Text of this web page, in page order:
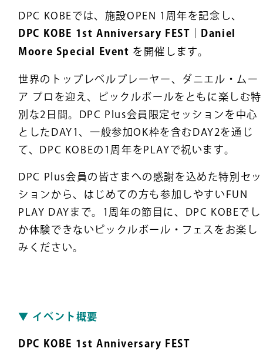
DPC KOBEでは、施設OPEN 1周年を記念し、
DPC KOBE 1st Anniversary FEST｜Daniel
Moore Special Event を開催します。
世界のトップレベルプレーヤー、ダニエル・ムー
ア プロを迎え、ピックルボールをともに楽しむ特
別な2日間。DPC Plus会員限定セッションを中心
としたDAY1、一般参加OK枠を含むDAY2を通じ
て、DPC KOBEの1周年をPLAYで祝います。
DPC Plus会員の皆さまへの感謝を込めた特別セッ
ションから、はじめての方も参加しやすいFUN
PLAY DAYまで。1周年の節目に、DPC KOBEでし
か体験できないピックルボール・フェスをお楽し
みください。
▼ イベント概要
DPC KOBE 1st Anniversary FEST